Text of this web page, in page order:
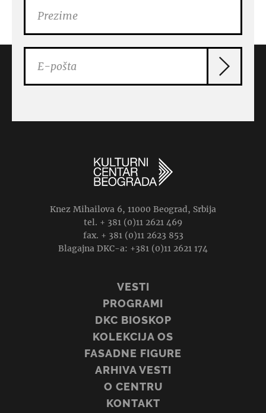
Knez Mihailova 6, 11000 Beograd, Srbija
tel. + 381 (0)11 2621 469
fax. + 381 (0)11 2623 853
Blagajna DKC-a: +381 (0)11 2621 174
VESTI
PROGRAMI
DKC BIOSKOP
KOLEKCIJA OS
FASADNE FIGURE
ARHIVA VESTI
O CENTRU
KONTAKT